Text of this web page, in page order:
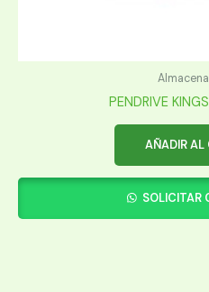
PENDRIVE
AÑADIR AL
SOLICITAR